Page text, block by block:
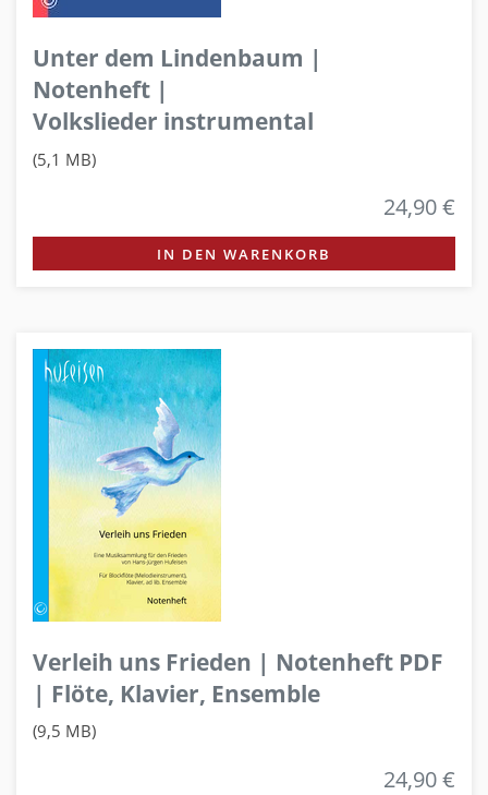
Unter dem Lindenbaum |
Notenheft |
Volkslieder instrumental
(5,1 MB)
24,90 €
IN DEN WARENKORB
Verleih uns Frieden | Notenheft PDF
| Flöte, Klavier, Ensemble
(9,5 MB)
24,90 €